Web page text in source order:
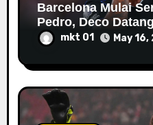
Barcelona Mulai
Pedro, Deco
Negosiasi
mkt 01 May